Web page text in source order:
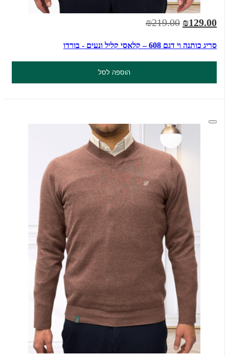
₪129.00
₪219.00
סריג כותנה וי דגם 608 – קלאסי קליל ונעים - בורדו
הוספה לסל